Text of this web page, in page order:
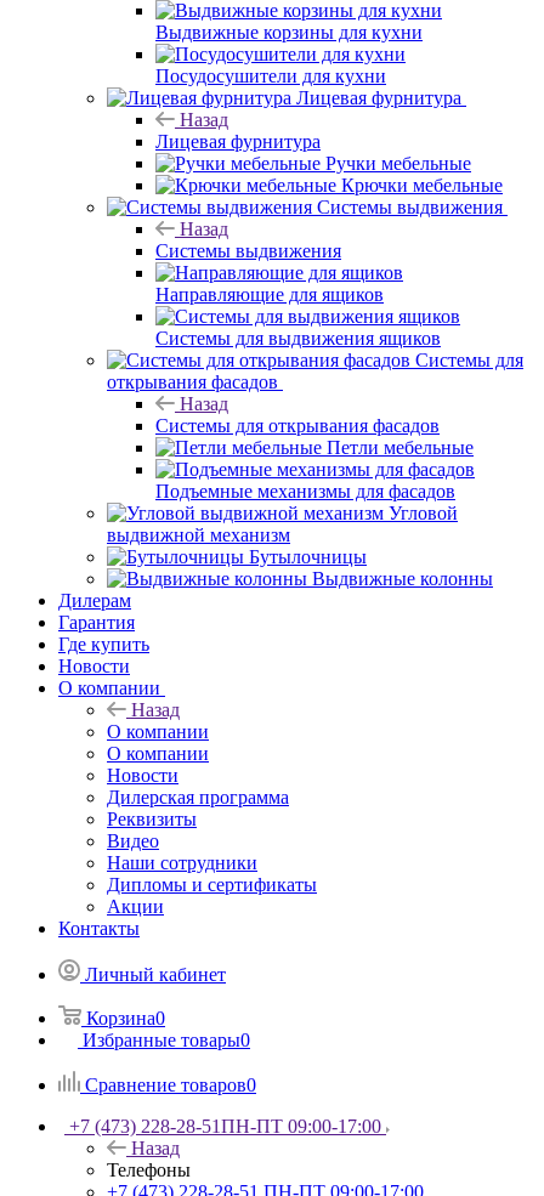
Выдвижные корзины для кухни
Посудосушители для кухни
Лицевая фурнитура
Назад
Лицевая фурнитура
Ручки мебельные
Крючки мебельные
Системы выдвижения
Назад
Системы выдвижения
Направляющие для ящиков
Системы для выдвижения ящиков
Системы для
открывания фасадов
Назад
Системы для открывания фасадов
Петли мебельные
Подъемные механизмы для фасадов
Угловой
выдвижной механизм
Бутылочницы
Выдвижные колонны
Дилерам
Гарантия
Где купить
Новости
О компании
Назад
О компании
О компании
Новости
Дилерская программа
Реквизиты
Видео
Наши сотрудники
Дипломы и сертификаты
Акции
Контакты
Личный кабинет
Корзина0
Избранные товары0
Сравнение товаров0
+7 (473) 228-28-51ПН-ПТ 09:00-17:00
Назад
Телефоны
+7 (473) 228-28-51 ПН-ПТ 09:00-17:00